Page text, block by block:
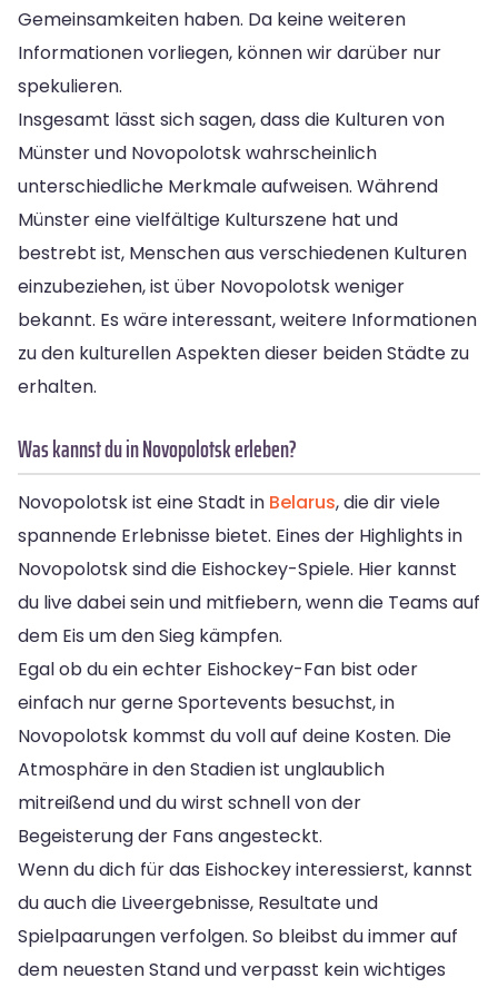
Gemeinsamkeiten haben. Da keine weiteren
Informationen vorliegen, können wir darüber nur
spekulieren.
Insgesamt lässt sich sagen, dass die Kulturen von
Münster und Novopolotsk wahrscheinlich
unterschiedliche Merkmale aufweisen. Während
Münster eine vielfältige Kulturszene hat und
bestrebt ist, Menschen aus verschiedenen Kulturen
einzubeziehen, ist über Novopolotsk weniger
bekannt. Es wäre interessant, weitere Informationen
zu den kulturellen Aspekten dieser beiden Städte zu
erhalten.
Was kannst du in Novopolotsk erleben?
Novopolotsk ist eine Stadt in Belarus, die dir viele
spannende Erlebnisse bietet. Eines der Highlights in
Novopolotsk sind die Eishockey-Spiele. Hier kannst
du live dabei sein und mitfiebern, wenn die Teams auf
dem Eis um den Sieg kämpfen.
Egal ob du ein echter Eishockey-Fan bist oder
einfach nur gerne Sportevents besuchst, in
Novopolotsk kommst du voll auf deine Kosten. Die
Atmosphäre in den Stadien ist unglaublich
mitreißend und du wirst schnell von der
Begeisterung der Fans angesteckt.
Wenn du dich für das Eishockey interessierst, kannst
du auch die Liveergebnisse, Resultate und
Spielpaarungen verfolgen. So bleibst du immer auf
dem neuesten Stand und verpasst kein wichtiges